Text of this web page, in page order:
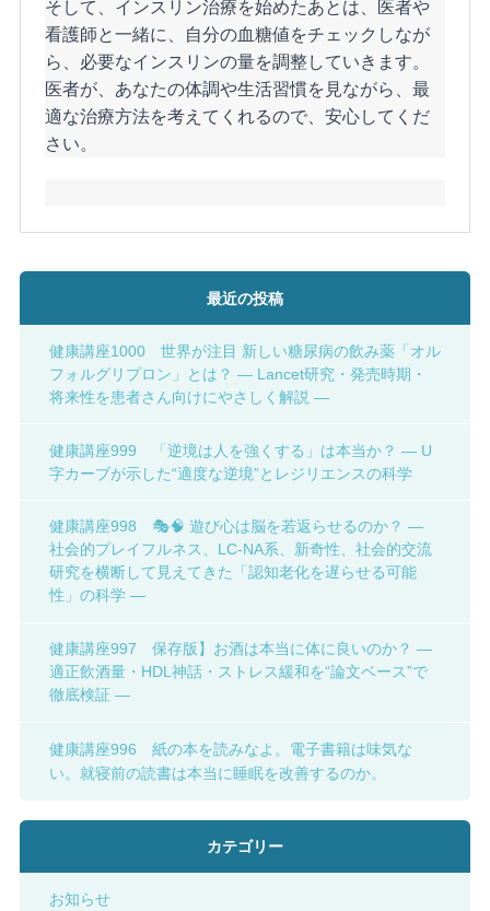
そして、インスリン治療を始めたあとは、医者や
看護師と一緒に、自分の血糖値をチェックしなが
ら、必要なインスリンの量を調整していきます。
医者が、あなたの体調や生活習慣を見ながら、最
適な治療方法を考えてくれるので、安心してくだ
さい。
最近の投稿
健康講座1000 世界が注目 新しい糖尿病の飲み薬「オル
フォルグリプロン」とは？ ― Lancet研究・発売時期・
将来性を患者さん向けにやさしく解説 ―
健康講座999 「逆境は人を強くする」は本当か？ ― U
字カーブが示した“適度な逆境”とレジリエンスの科学
健康講座998 🎭🧠 遊び心は脳を若返らせるのか？ ―
社会的プレイフルネス、LC-NA系、新奇性、社会的交流
研究を横断して見えてきた「認知老化を遅らせる可能
性」の科学 ―
健康講座997 保存版】お酒は本当に体に良いのか？ ―
適正飲酒量・HDL神話・ストレス緩和を“論文ベース”で
徹底検証 ―
健康講座996 紙の本を読みなよ。電子書籍は味気な
い。就寝前の読書は本当に睡眠を改善するのか。
カテゴリー
お知らせ